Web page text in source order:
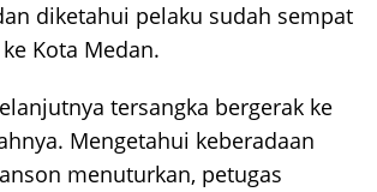
diketahui pelaku sudah sempat
Kota Medan.
tersangka bergerak ke
Mengetahui keberadaan
menuturkan, petugas